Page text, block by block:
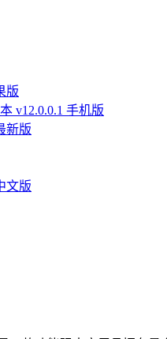
版
v12.0.0.1 手机版
新版
文版